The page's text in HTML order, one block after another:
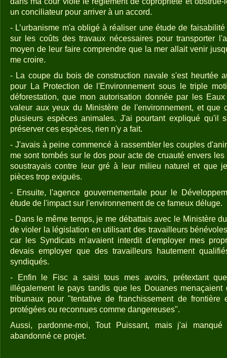
un conciliateur pour arriver à un accord.
- L’urbanisme m'a obligé à réaliser une étude de
sur les coûts des travaux nécessaires pour transporter
moyen de leur faire comprendre que la mer allait venir
me croire.
- La coupe du bois de construction navale s'est heurtée
pour La Protection de l'Environnement sous le triple
déforestation, que mon autorisation donnée par les
valeur aux yeux du Ministère de l'environnement, et que
plusieurs espèces animales. J'ai pourtant expliqué qu'il
préserver ces espèces, rien n'y a fait.
- J'avais à peine commencé à rassembler les couples
me sont tombés sur le dos pour acte de cruauté envers
soustrayais contre leur gré à leur milieu naturel et que
pièces trop exiguës.
- Ensuite, l'agence gouvernementale pour le
étude de l'impact sur l'environnement de ce fameux déluge.
- Dans le même temps, je me débattais avec le Ministère
de violer la législation en utilisant des travailleurs
car les Syndicats m'avaient interdit d'employer mes
devais employer que des travailleurs hautement
syndiqués.
- Enfin le Fisc a saisi tous mes avoirs, prétextant
illégalement le pays tandis que les Douanes menaçaient
tribunaux pour "tentative de franchissement de frontière
protégées ou reconnues comme dangereuses".
Aussi, pardonne-moi, Tout Puissant, mais j'ai
abandonné ce projet.